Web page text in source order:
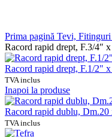
Prima pagină Tevi,
Racord rapid drept, F.3/4″
Racord rapid drept, F.1/2"
TVA inclus
Inapoi la produse
Racord rapid dublu, Dm.20
TVA inclus